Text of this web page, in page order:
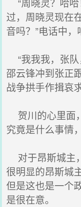
过，周晓灵现在
音吗？”电话中，
“我我我，张队
邵云锋冲到张正
战争拱手作揖哀
贺川的心里面
究竟是什么事情
对于昂斯城主
很明显的昂斯城
但是这也是一个
是很在意。